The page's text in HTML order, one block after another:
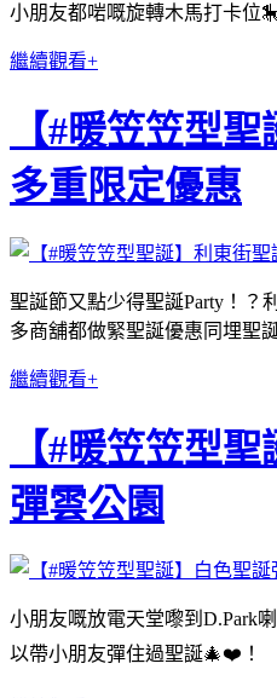
小朋友都啱嘅旋轉木馬打卡位
繼續觀看+
【#暖笠笠型
多重限定優惠
聖誕節又點少得聖誕Party！？
多商舖都做緊聖誕優惠同埋聖
繼續觀看+
【#暖笠笠型
彈雲公園
小朋友嘅放電天堂嚟到D.Park
以帶小朋友彈住過聖誕🎄❤️！